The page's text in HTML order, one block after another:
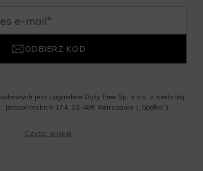
ODBIERZ KOD
jest Lagardere Duty Free Sp. z o.o. z siedzibą
174, 02-486 Warszawa („Spółka”)
w tym newslettera, informacji o promocjach i
Czytaj więcej